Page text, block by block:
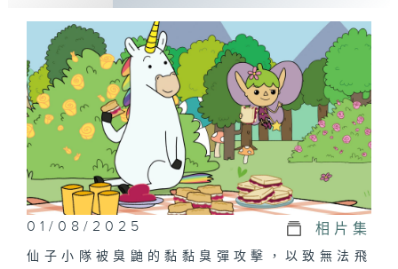
01/08/2025 相片集
仙子小隊被臭鼬的黏黏臭彈攻擊，以致無法飛